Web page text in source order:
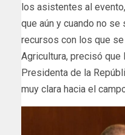
los asistentes al
que aún y cuando no
recursos con los que
Agricultura, precisó
Presidenta de la
muy clara hacia el